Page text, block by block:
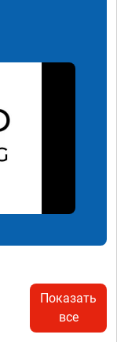
Показать
все